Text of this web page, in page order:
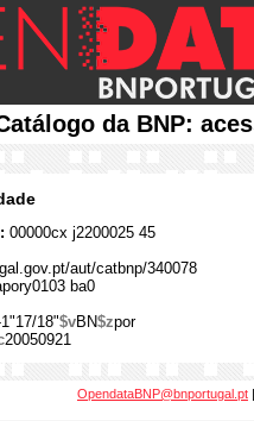
da BNP:
00000cx j2200025 45
aut/catbnp/340078
ba0
18"$vBN$zpor
20050921
OpendataBNP@bnportugal.pt